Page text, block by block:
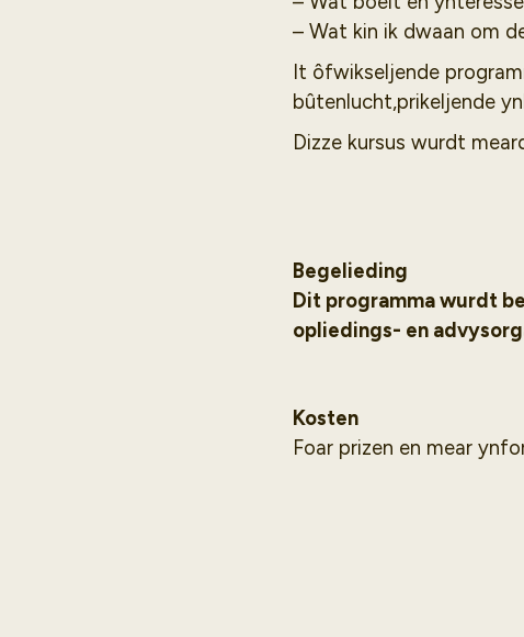
– Wat kin ik dwaan om
It ôfwikseljende
bûtenlucht,prikeljende
Dizze kursus wurdt
Begelieding
Dit programma wurdt
opliedings- en
Kosten
Foar prizen en mear